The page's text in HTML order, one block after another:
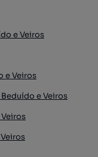
e Veiros
e Veiros
e Veiros